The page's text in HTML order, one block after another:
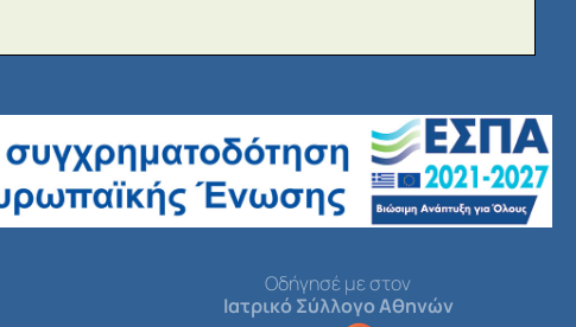
Οδήγησέ με στον
Ιατρικό Σύλλογο Αθηνών